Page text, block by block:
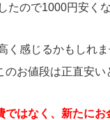
たので1000円安く
く感じるかもしれ
お値段は正直安い
ではなく、新たにお